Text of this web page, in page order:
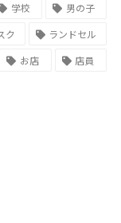
学校
男の子
ク
ランドセル
お店 店員